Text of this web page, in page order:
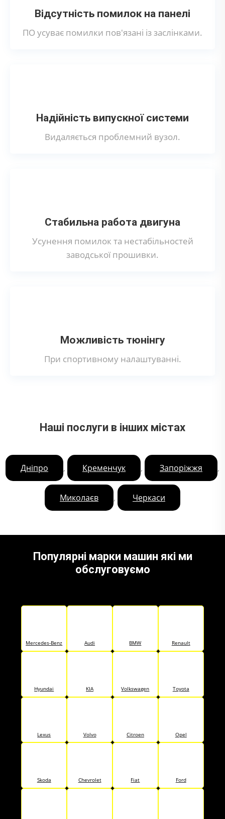
Відсутність помилок на панелі
ПО усуває помилки пов'язані із заслінками.
Надійність випускної системи
Видаляється проблемний вузол.
Стабильна работа двигуна
Усунення помилок та нестабільностей
заводської прошивки.
Можливість тюнінгу
При спортивному налаштуванні.
Наші послуги в інших містах
Дніпро , Кременчук , Запоріжжя ,
Миколаєв , Черкаси
Популярні марки машин які ми
обслуговуємо
Mercedes-Benz Audi BMW Renault
Hyundai KIA Volkswagen Toyota
Lexus Volvo Citroen Opel
Skoda Chevrolet Fiat Ford